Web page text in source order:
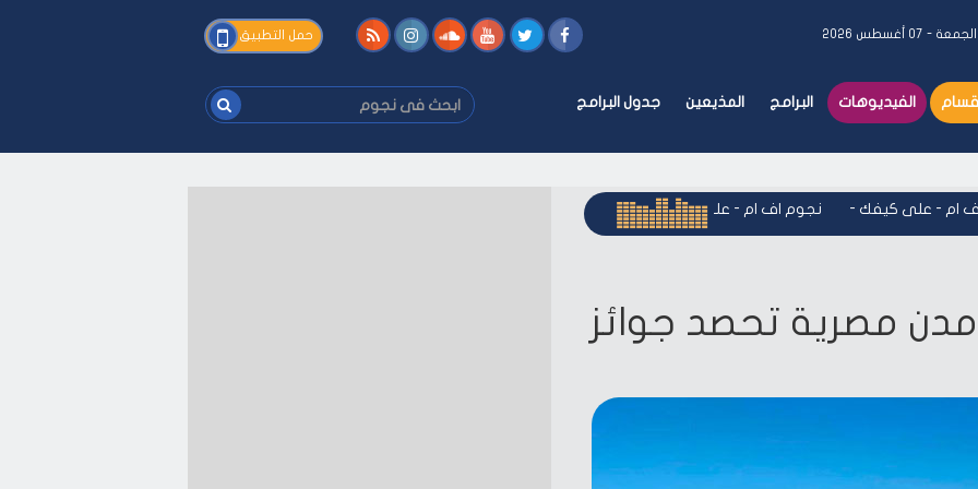
الجمعة - ٠٧ أغسطس ٢٠٢٦ حمل التطبيق
الفيديوهات البرامج المذيعين جدول البرامج
ابحث
فى
فى
- - على كيفك -نجوم اف ام - على كيفك نجوم اف ام - على كيفك
مدن مصرية تحصد جوائز